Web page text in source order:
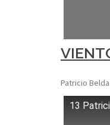
Patricio
13